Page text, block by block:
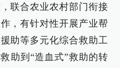
联合农业农村部门衔接
，有针对性开展产业帮
助等多元化综合救助工
助到“造血式”救助的转